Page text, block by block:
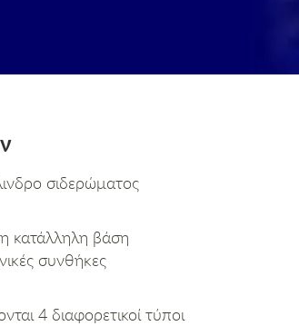
σιδερώματος
κατάλληλη βάση
συνθήκες
4 διαφορετικοί τύποι